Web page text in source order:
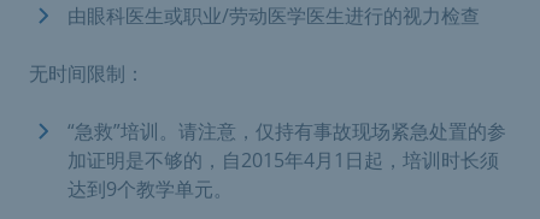
由眼科医生或职业/劳动医学医生进行的视力检查
无时间限制：
“急救”培训。请注意，仅持有事故现场紧急处置的参
加证明是不够的，自2015年4月1日起，培训时长须
达到9个教学单元。